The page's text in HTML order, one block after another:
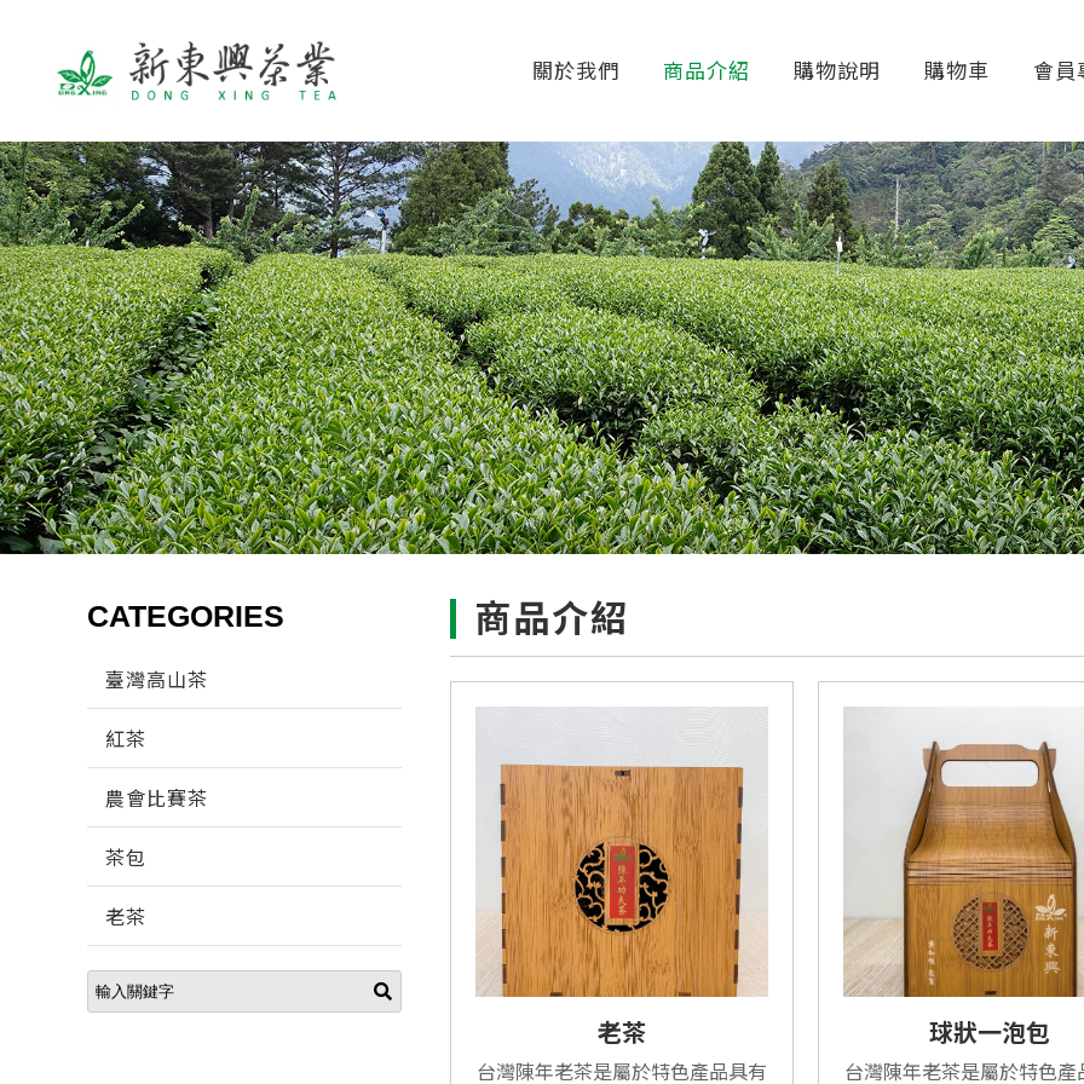
關於我們 商品介紹 購物說明 購物車 會員
CATEGORIES
臺灣高山茶
紅茶
農會比賽茶
茶包
老茶
商品介紹
老茶
台灣陳年老茶是屬於特色產品具有
球狀一泡包
台灣陳年老茶是屬於特色產